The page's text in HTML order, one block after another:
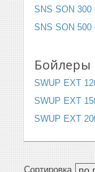
SNS SON 300
SNS SON 500
Бойлеры
SWUP EXT
SWUP EXT
SWUP EXT